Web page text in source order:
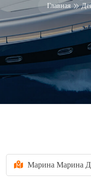
Главная
Марина Марина